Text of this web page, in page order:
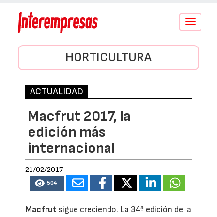
Conmutar
HORTICULTURA
ACTUALIDAD
Macfrut 2017, la
edición más
internacional
21/02/2017
504
Macfrut sigue creciendo. La 34ª edición de la